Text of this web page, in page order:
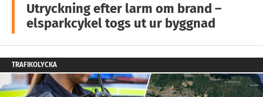
Utryckning efter larm om brand –
elsparkcykel togs ut ur byggnad
TRAFIKOLYCKA